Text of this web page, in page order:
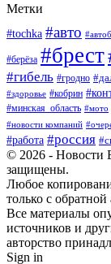
Метки
#tochka #авто
#берёза #брест
#гибель #гродно
#здоровье #кобрин
#минская_область #мото
#новости компаний
#работа #россия
© 2026 - Новости
защищены.
Любое
только с
Все материалы
источников и
авторство
Sign in